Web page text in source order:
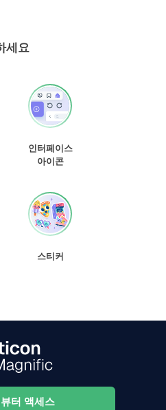
세요
인터페이스
아이콘
스티커
터 액세스